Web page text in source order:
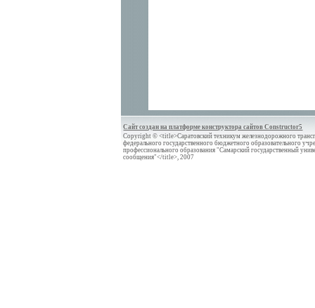
Copyright © <title>Саратовский техникум железнодорожного
федерального государственного бюджетного образовательного
профессионального образования "Самарский государственный
сообщения"</title>, 2007
Сайт создан на платформе конструктора сайтов Constructor5